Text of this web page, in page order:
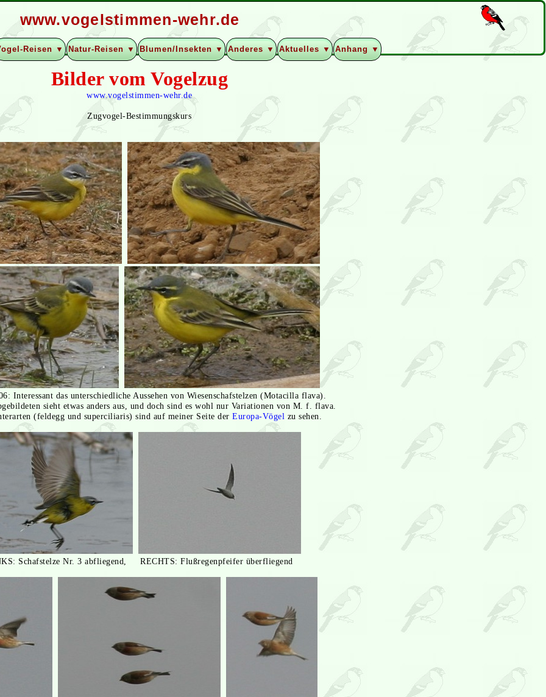
www.vogelstimmen-wehr.de
Reisen ▼ Natur-Reisen ▼ Blumen/Insekten ▼ Anderes ▼ Aktuelles ▼ Anhang ▼
Bilder vom Vogelzug
www.vogelstimmen-wehr.de
Zugvogel-Bestimmungskurs
Interessant das unterschiedliche Aussehen von Wiesenschafstelzen (Motacilla flava).
sieht etwas anders aus, und doch sind es wohl nur Variationen von M. f. flava.
(feldegg und superciliaris) sind auf meiner Seite derEuropa-Vögel zu sehen.
Schafstelze Nr. 3 abfliegend, RECHTS: Flußregenpfeifer überfliegend